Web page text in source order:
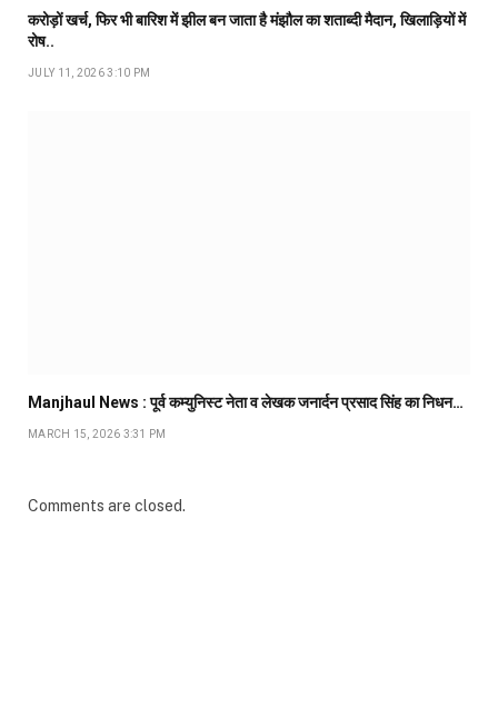
करोड़ों खर्च, फिर भी बारिश में झील बन जाता है मंझौल का शताब्दी मैदान, खिलाड़ियों में
रोष..
JULY 11, 2026 3:10 PM
Manjhaul News : पूर्व कम्युनिस्ट नेता व लेखक जनार्दन प्रसाद सिंह का निधन…
MARCH 15, 2026 3:31 PM
Comments are closed.